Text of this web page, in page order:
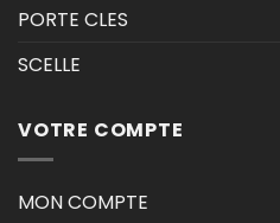
PORTE CLES
SCELLE
VOTRE COMPTE
MON COMPTE